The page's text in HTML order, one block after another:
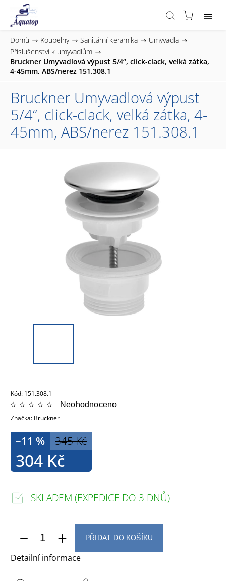
Domů / Koupelny / Sanitární keramika / Umyvadla /
Příslušenství k umyvadlům /
Bruckner Umyvadlová výpust 5/4“, click-clack, velká zátka,
4-45mm, ABS/nerez 151.308.1
Bruckner Umyvadlová výpust
5/4“, click-clack, velká zátka, 4-
45mm, ABS/nerez 151.308.1
Kód: 151.308.1
Značka: Bruckner
Neohodnoceno
345 Kč
–11 %
304 Kč
SKLADEM (EXPEDICE DO 3 DNŮ)
PŘIDAT DO KOŠÍKU
Detailní informace